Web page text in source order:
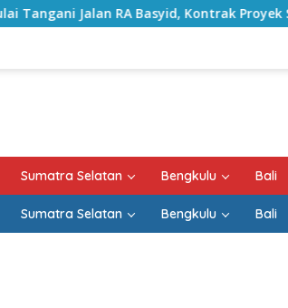
Kontrak Proyek Sudah Rampung
Sumatra Selatan Bengkulu Bali
Sumatra Selatan Bengkulu Bali